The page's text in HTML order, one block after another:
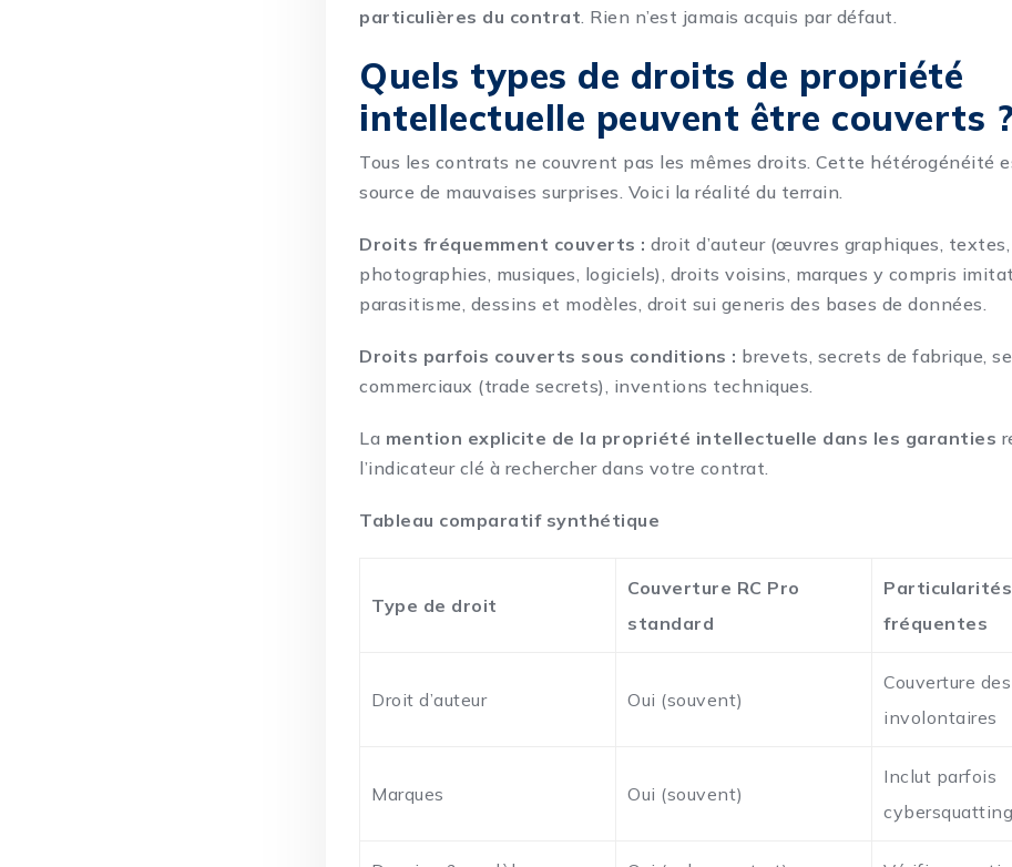
particulières du contrat. Rien n’est jamais acquis par défaut.
Quels types de droits de propriété
intellectuelle peuvent être couverts ?
Tous les contrats ne couvrent pas les mêmes droits. Cette hétérogénéité
source de mauvaises surprises. Voici la réalité du terrain.
Droits fréquemment couverts : droit d’auteur (œuvres graphiques, textes,
photographies, musiques, logiciels), droits voisins, marques y compris
parasitisme, dessins et modèles, droit sui generis des bases de données.
Droits parfois couverts sous conditions : brevets, secrets de fabrique,
commerciaux (trade secrets), inventions techniques.
La mention explicite de la propriété intellectuelle dans les garanties
l’indicateur clé à rechercher dans votre contrat.
Tableau comparatif synthétique
Type de droit
Couverture RC Pro
standard
Particularités
fréquentes
Droit d’auteur Oui (souvent)
Couverture
involontaires
Marques Oui (souvent)
Inclut parfois
cybersquatting